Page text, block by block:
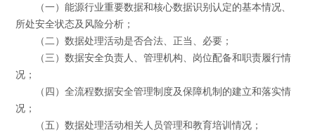
（一）能源行业重要数据和核心数据识别认定的基本情况、
所处安全状态及风险分析；
（二）数据处理活动是否合法、正当、必要；
（三）数据安全负责人、管理机构、岗位配备和职责履行情
况；
（四）全流程数据安全管理制度及保障机制的建立和落实情
况；
（五）数据处理活动相关人员管理和教育培训情况；